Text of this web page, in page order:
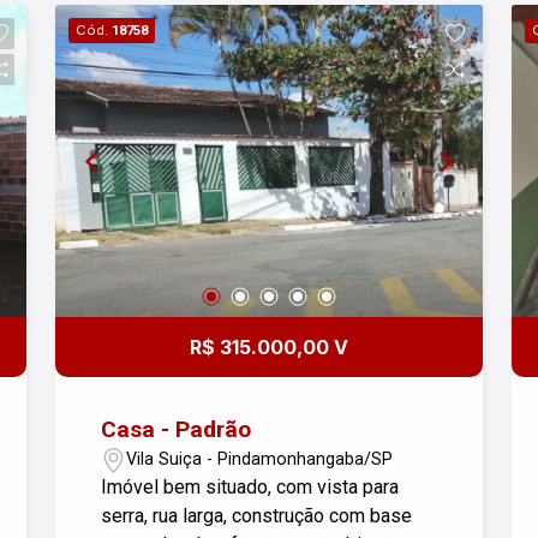
Praticidade para o dia a dia. - Cozinha:
Espaço funcional para preparar suas
refeições favoritas. - Quintal: Um amplo
quintal de 5x7m, ideal para lazer,
jardinagem ou até mesmo um espaço
para pets. - Garagem: 2 vagas
descobertas com 5,50m de recuo,
proporcionando comodidade e
segurança. Dados do Imóvel: - Área
construída: 75,00 m² - Área do terreno:
100,00 m² - Aceita financiamento
Aproveite essa oportunidade de
adquirir um sobrado em uma
expansão. Não perca tempo, agende
sua visita e venha conhecer sua nova
casa!
Cód. 18758
R$ 315.000,00 V
Casa - Padrão
Vila Suiça - Pindamonhangaba/SP
Imóvel bem situado, com vista para
serra, rua larga, construção com base